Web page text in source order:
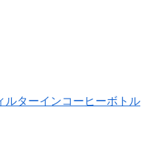
ルターインコーヒーボトル